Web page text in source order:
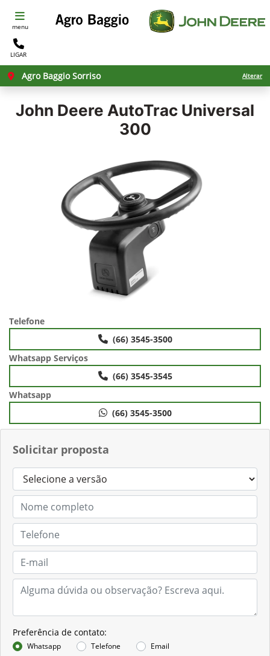
menu
LIGAR
Agro Baggio Sorriso Alterar
John Deere AutoTrac Universal
300
Solicitar proposta
Preferência de contato:
Whatsapp Telefone Email
Telefone
(66) 3545-3500
Whatsapp Serviços
(66) 3545-3545
Whatsapp
(66) 3545-3500